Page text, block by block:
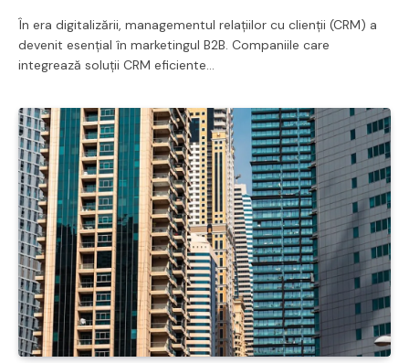
În era digitalizării, managementul relațiilor cu clienții (CRM) a
devenit esențial în marketingul B2B. Companiile care
integrează soluții CRM eficiente…